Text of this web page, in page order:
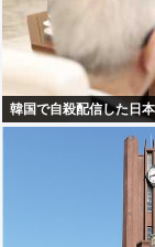
韓国で自殺配信した日